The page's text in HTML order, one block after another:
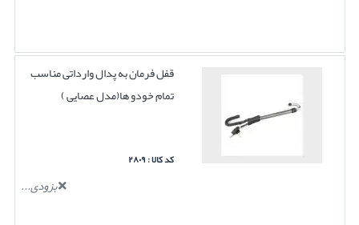
قفل فرمان به پدال وارداتی مناسب
تمام خودو ها(مدل عصایی )
کد کالا : ۲۸۰۹
بزودی...